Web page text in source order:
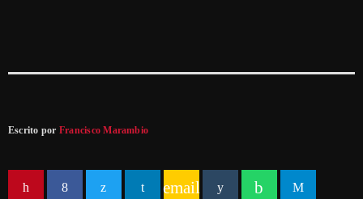
Escrito por Francisco Marambio
email